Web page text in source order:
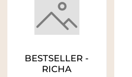
BESTSELLER -
RICHA